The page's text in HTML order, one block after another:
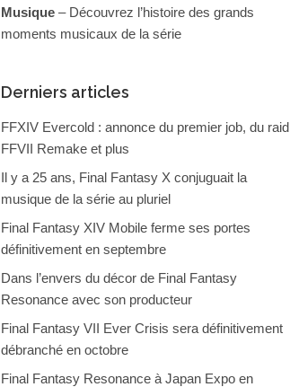
Musique– Découvrez l’histoire des grands
moments musicaux de la série
Derniers articles
FFXIV Evercold : annonce du premier job, du raid
FFVII Remake et plus
Il y a 25 ans, Final Fantasy X conjuguait la
musique de la série au pluriel
Final Fantasy XIV Mobile ferme ses portes
définitivement en septembre
Dans l’envers du décor de Final Fantasy
Resonance avec son producteur
Final Fantasy VII Ever Crisis sera définitivement
débranché en octobre
Final Fantasy Resonance à Japan Expo en